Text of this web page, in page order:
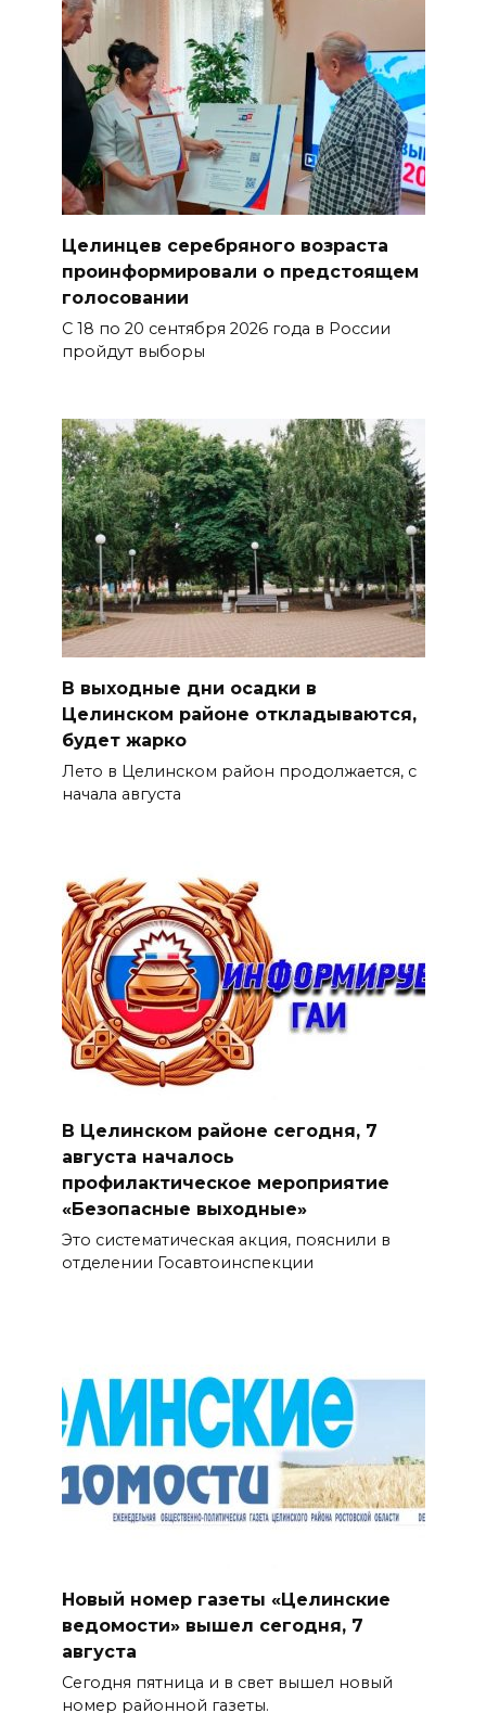
Целинцев серебряного возраста
проинформировали о предстоящем
голосовании
С 18 по 20 сентября 2026 года в России
пройдут выборы
В выходные дни осадки в
Целинском районе откладываются,
будет жарко
Лето в Целинском район продолжается, с
начала августа
В Целинском районе сегодня, 7
августа началось
профилактическое мероприятие
«Безопасные выходные»
Это систематическая акция, пояснили в
отделении Госавтоинспекции
Новый номер газеты «Целинские
ведомости» вышел сегодня, 7
августа
Сегодня пятница и в свет вышел новый
номер районной газеты.